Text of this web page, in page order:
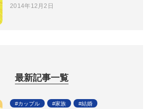
2014年12月2日
最新記事一覧
カップル 家族 結婚